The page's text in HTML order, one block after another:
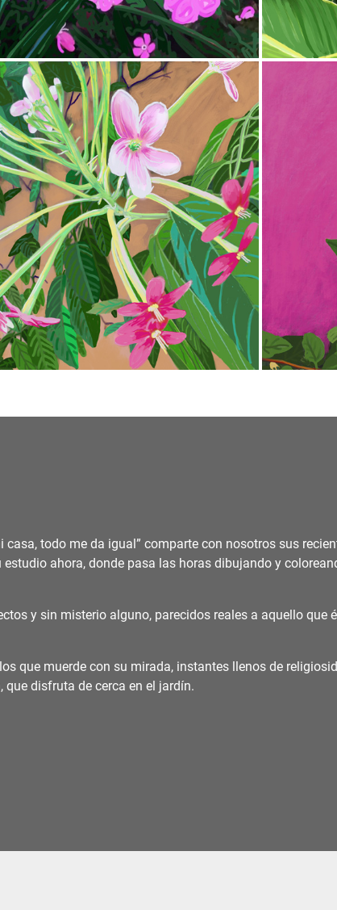
todo me da igual” comparte con nosotros sus
ahora, donde pasa las horas dibujando y
y sin misterio alguno, parecidos reales a aquello que
que muerde con su mirada, instantes llenos de
que disfruta de cerca en el jardín.